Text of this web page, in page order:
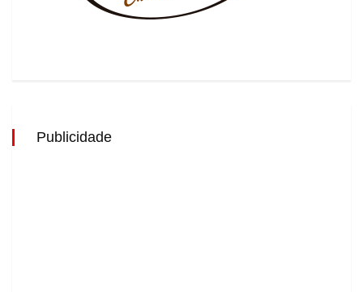
Publicidade